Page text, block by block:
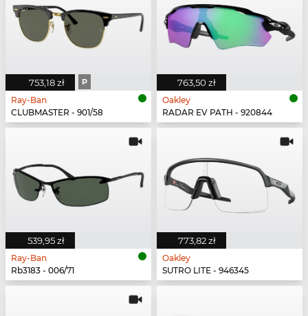
753,18 zł P
Ray-Ban
CLUBMASTER - 901/58
763,50 zł
Oakley
RADAR EV PATH - 920844
539,95 zł
Ray-Ban
Rb3183 - 006/71
773,82 zł
Oakley
SUTRO LITE - 946345